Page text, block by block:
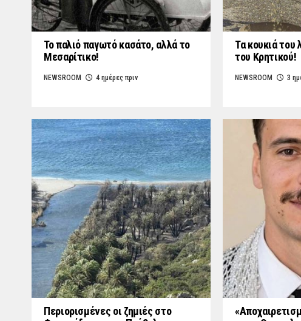
Το παλιό παγωτό κασάτο, αλλά το
Μεσαρίτικο!
NEWSROOM 4 ημέρες πριν
Τα κουκιά του
του Κρητικού!
NEWSROOM 3
Περιορισμένες οι ζημιές στο